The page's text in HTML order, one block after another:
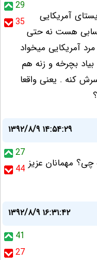
29
35
آمریکایی
و حسابی هست نه حتی
آبرومند نه هتل درست و حسابی 4- مرد آمریکایی میخواد
بچرخه و زنه هم
سرش کنه . یعنی واقعا
۱۳۹۲/۸/۹ ۱۴:۵۴:۲۹
27
44 چی؟ مهمانان عزیز
۱۳۹۲/۸/۹ ۱۶:۳۱:۴۲
41
27